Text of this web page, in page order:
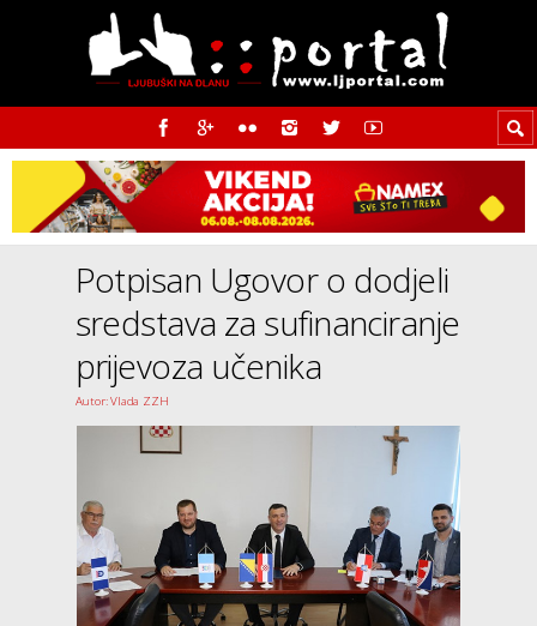
Potpisan Ugovor o dodjeli
sredstava za sufinanciranje
prijevoza učenika
Autor: Vlada ZZH